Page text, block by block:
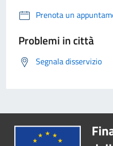
Prenota un
Problemi in città
Segnala disservizio